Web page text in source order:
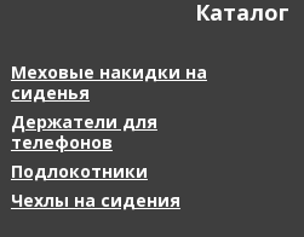
Каталог
Меховые накидки на
сиденья
Держатели для
телефонов
Подлокотники
Чехлы на сидения